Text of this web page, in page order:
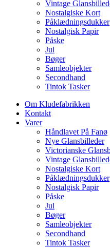
Vintage
Nostalgiske Kort
Påklædningsdukker
Nostalgisk Papir
Påske
Jul
Bøger
Samleobjekter
Secondhand
Tintok Tasker
Om Kludefabrikken
Kontakt
Varer
Håndlavet På Fanø
Nye Glansbilleder
Victorianske
Vintage
Nostalgiske Kort
Påklædningsdukker
Nostalgisk Papir
Påske
Jul
Bøger
Samleobjekter
Secondhand
Tintok Tasker